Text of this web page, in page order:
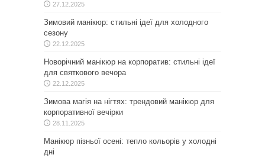
27.12.2025
Зимовий манікюр: стильні ідеї для холодного
сезону
22.12.2025
Новорічний манікюр на корпоратив: стильні ідеї
для святкового вечора
22.12.2025
Зимова магія на нігтях: трендовий манікюр для
корпоративної вечірки
28.11.2025
Манікюр пізньої осені: тепло кольорів у холодні
дні